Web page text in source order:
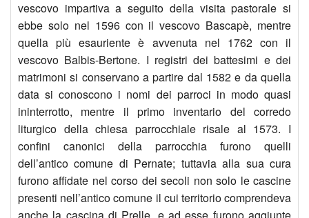
vescovo impartiva a seguito della visita pastorale si
ebbe solo nel 1596 con il vescovo Bascapè, mentre
quella più esauriente è avvenuta nel 1762 con il
vescovo Balbis-Bertone. I registri dei battesimi e dei
matrimoni si conservano a partire dal 1582 e da quella
data si conoscono i nomi dei parroci in modo quasi
ininterrotto, mentre il primo inventario del corredo
liturgico della chiesa parrocchiale risale al 1573. I
confini canonici della parrocchia furono quelli
dell’antico comune di Pernate; tuttavia alla sua cura
furono affidate nel corso dei secoli non solo le cascine
presenti nell’antico comune il cui territorio comprendeva
anche la cascina di Prelle, e ad esse furono aggiunte